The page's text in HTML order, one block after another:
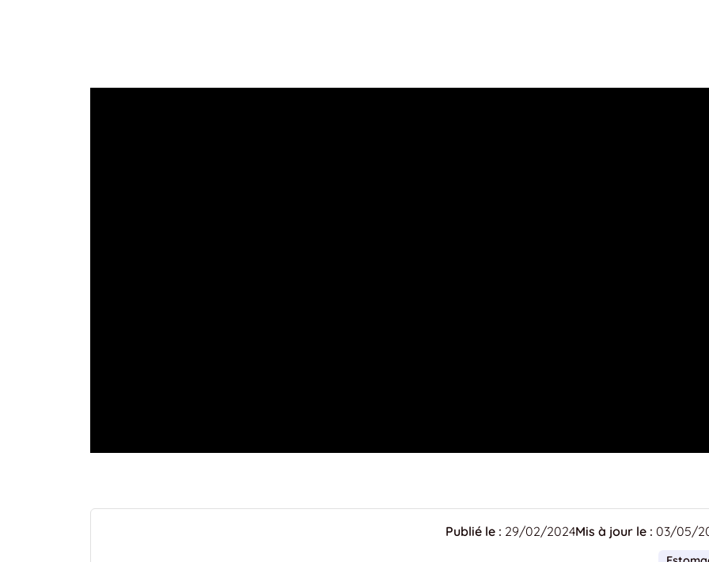
Publié le : 29/02/2024Mis à jour le : 03/05/